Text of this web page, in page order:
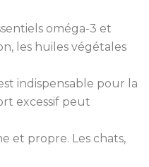
oméga-3 et
les huiles végétales
indispensable pour la
excessif peut
et propre. Les chats,